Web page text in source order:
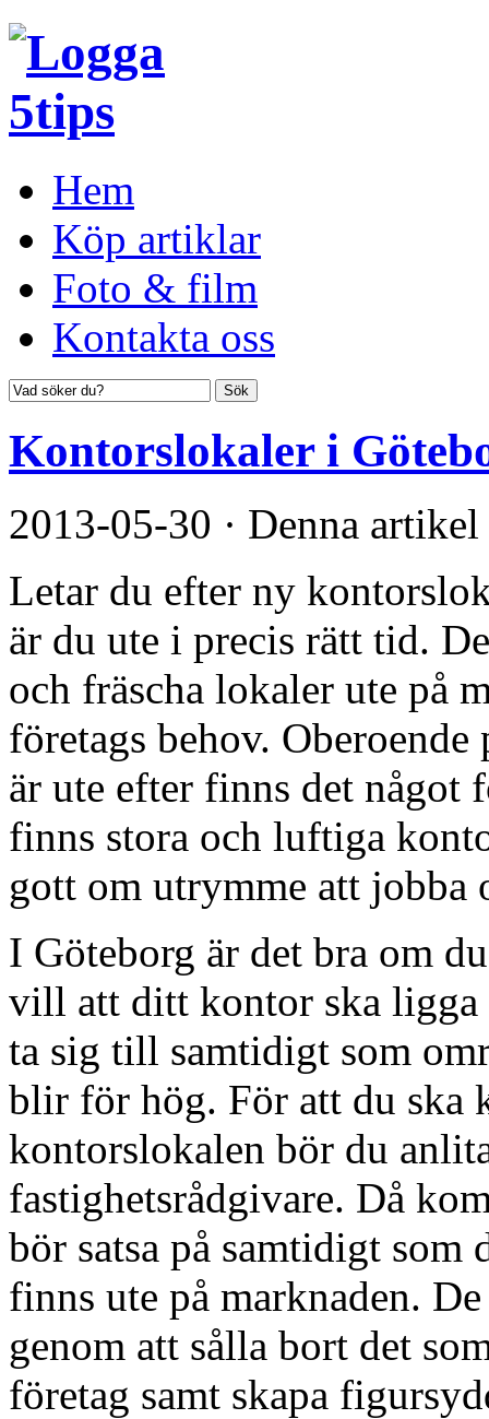
Hem
Köp artiklar
Foto & film
Kontakta oss
Kontorslokaler i
2013-05-30 · Denna
Letar du efter ny
är du ute i precis rätt tid.
och fräscha lokaler ute på
företags behov.
är ute efter finns det något
finns stora och luftiga
gott om utrymme att jobba
I Göteborg är det bra om
vill att ditt kontor ska ligga
ta sig till samtidigt som
blir för hög. För att du ska
kontorslokalen bör du
fastighetsrådgivare. Då
bör satsa på samtidigt som
finns ute på marknaden.
genom att sålla bort det
företag samt skapa